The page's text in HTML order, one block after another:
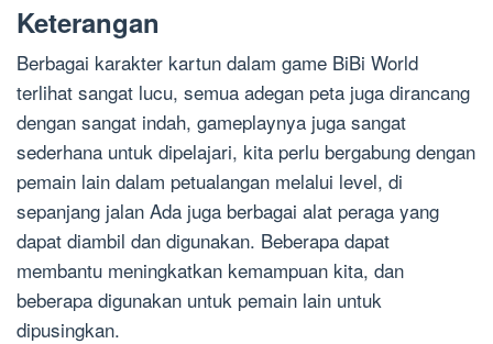
Keterangan
Berbagai karakter kartun dalam game BiBi World
terlihat sangat lucu, semua adegan peta juga dirancang
dengan sangat indah, gameplaynya juga sangat
sederhana untuk dipelajari, kita perlu bergabung dengan
pemain lain dalam petualangan melalui level, di
sepanjang jalan Ada juga berbagai alat peraga yang
dapat diambil dan digunakan. Beberapa dapat
membantu meningkatkan kemampuan kita, dan
beberapa digunakan untuk pemain lain untuk
dipusingkan.